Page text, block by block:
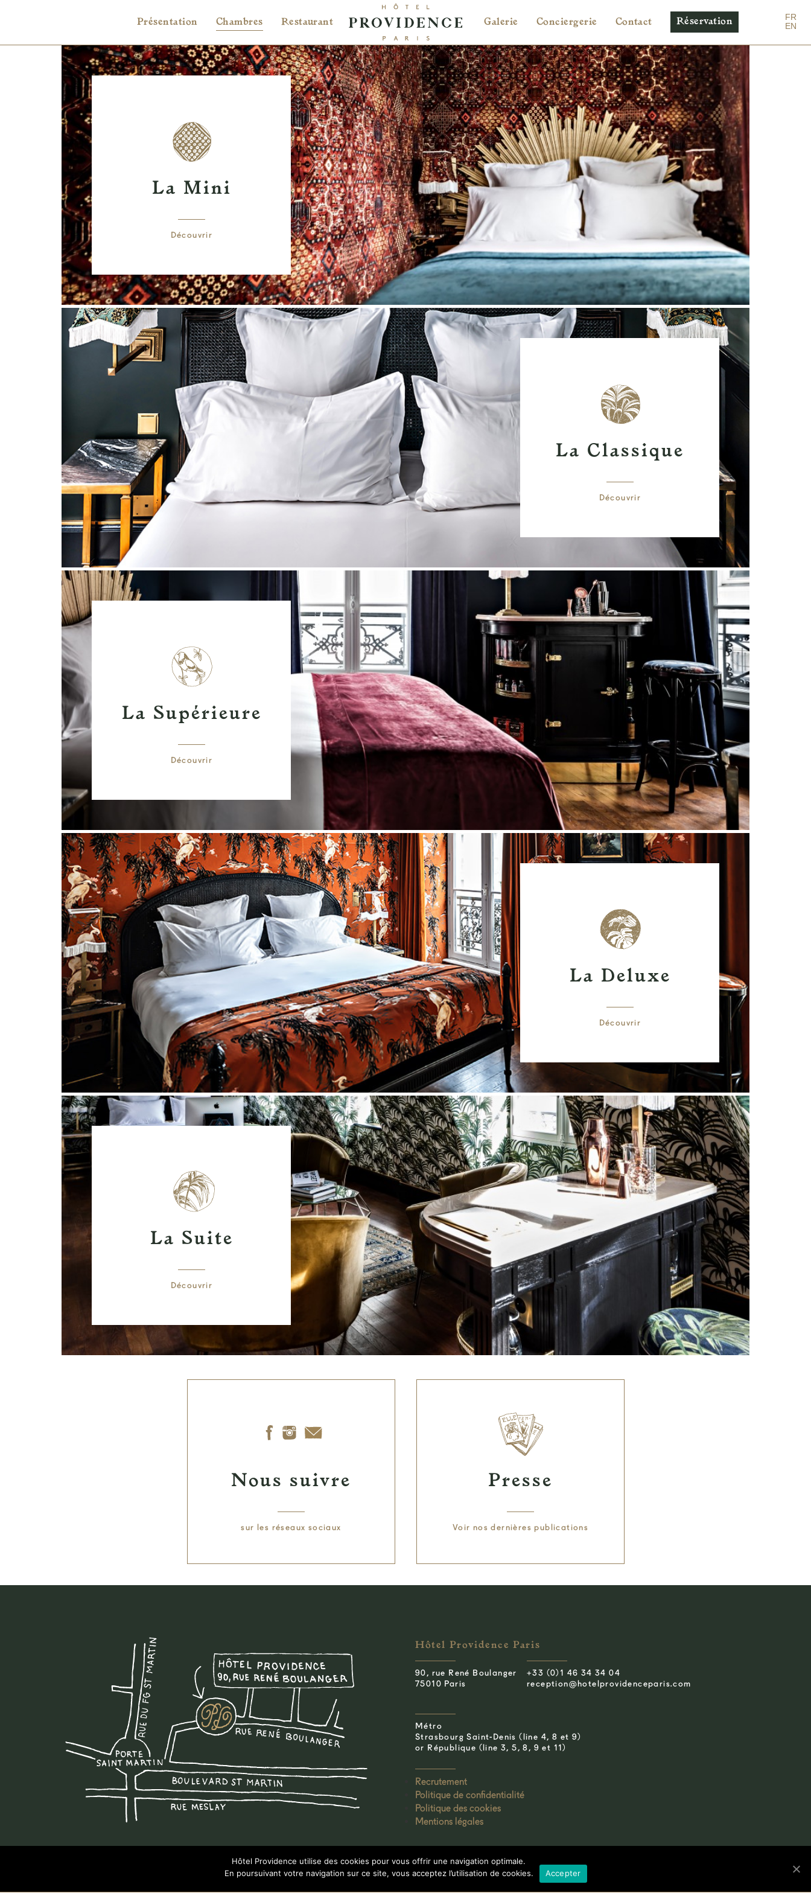
Présentation Chambres Restaurant Galerie Conciergerie Contact Réservation
FR
EN
La Mini
Découvrir
La Classique
Découvrir
La Supérieure
Découvrir
La Deluxe
Découvrir
La Suite
Découvrir
Nous suivre
sur les réseaux sociaux
Presse
Voir nos dernières publications
Hôtel Providence Paris
90, rue René Boulanger
75010 Paris
+33 (0)1 46 34 34 04
reception@hotelprovidenceparis.com
Métro
Strasbourg Saint-Denis (line 4, 8 et 9)
or République (line 3, 5, 8, 9 et 11)
Recrutement
Politique de confidentialité
Politique des cookies
Mentions légales
Hôtel Providence © copyright 2026 Design : Leslie David Studio Realisation : Baptiste Foissac Photos credits : Benoit Linero
Hôtel Providence utilise des cookies pour vous offrir une navigation optimale.
En poursuivant votre navigation sur ce site, vous acceptez l’utilisation de cookies.
Accepter